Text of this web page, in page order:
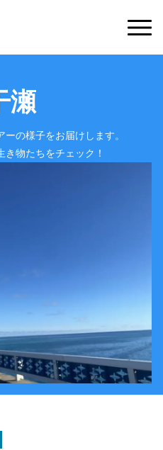
瀬
の様子をお届けします。
物たちをチェック！